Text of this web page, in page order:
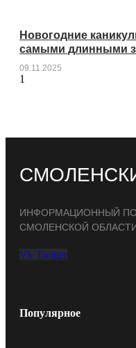
Новогодние
самыми длинными
09.11.2025
ИНФОРМАЦИОННЫЙ
СМОЛЕНСКОЙ
Vk Twitter
Популярное